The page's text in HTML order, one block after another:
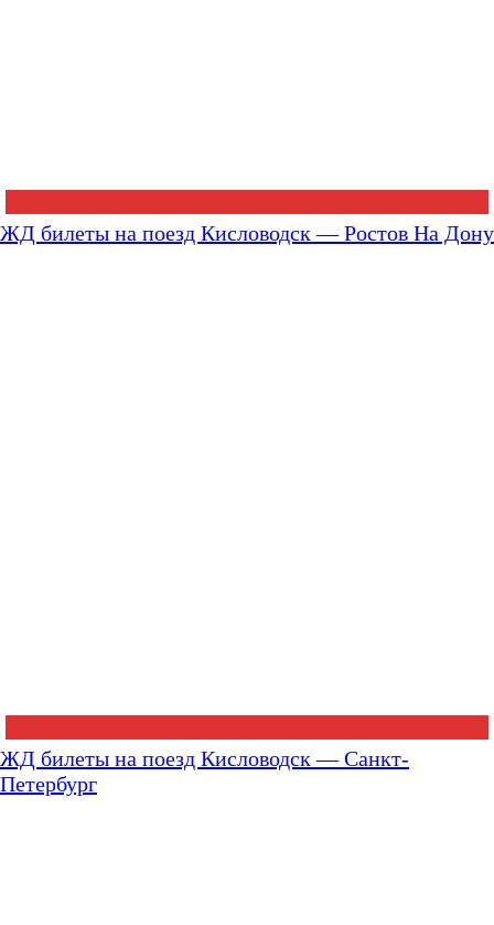
ЖД билеты на поезд Кисловодск — Ростов На Дону
ЖД билеты на поезд Кисловодск — Санкт-
Петербург